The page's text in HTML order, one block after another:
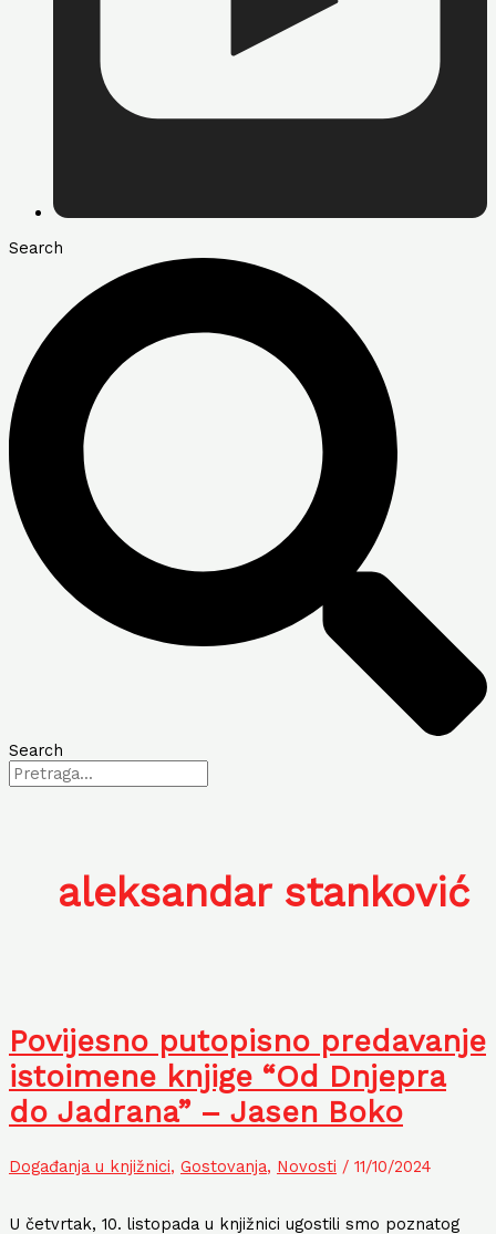
Search
Search
aleksandar stanković
Povijesno putopisno predavanje
istoimene knjige “Od Dnjepra
do Jadrana” – Jasen Boko
Događanja u knjižnici, Gostovanja, Novosti / 11/10/2024
U četvrtak, 10. listopada u knjižnici ugostili smo poznatog